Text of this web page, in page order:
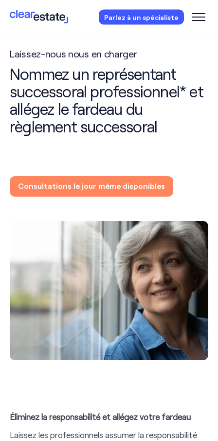
Parlez à un spécialiste
Des questions?Réservez votre consultation
Laissez-nous nous en charger
Nommez un représentant
successoral professionnel* et
allégez le fardeau du
règlement successoral
Consultations le jour même disponibles
Éliminez la responsabilité et allégez votre fardeau
Laissez les professionnels assumer la responsabilité